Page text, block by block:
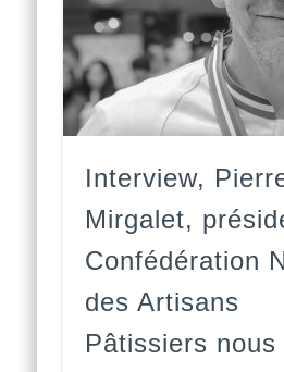
Interview,
Mirgalet,
Confédération
des Artisans
Pâtissiers nous